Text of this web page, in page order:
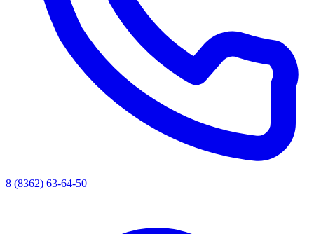
8 (8362) 63-64-50